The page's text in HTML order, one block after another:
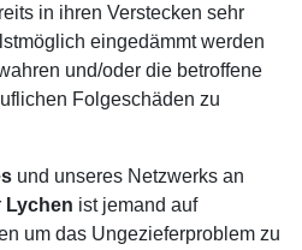
in ihren Verstecken sehr
eingedämmt werden
und/oder die betroffene
Folgeschäden zu
und unseres Netzwerks an
Lychen ist jemand auf
um das Ungezieferproblem zu